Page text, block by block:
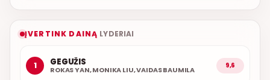
ĮVERTINK DAINĄ LYDERIAI
1 GEGUŽIS
ROKAS YAN, MONIKA LIU, VAIDAS BAUMILA 9,6